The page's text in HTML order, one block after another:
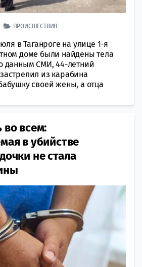
ПРОИСШЕСТВИЯ
в Таганроге на улице 1-я
доме были найдены тела
данным СМИ, 44-летний
из карабина
своей жены, а отца
во всем:
в убийстве
не стала